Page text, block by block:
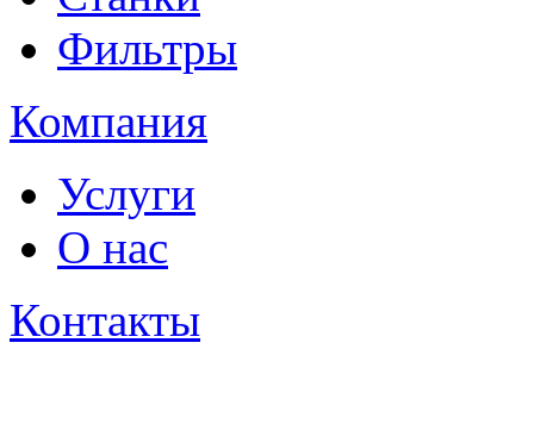
Фильтры
Компания
Услуги
О нас
Контакты